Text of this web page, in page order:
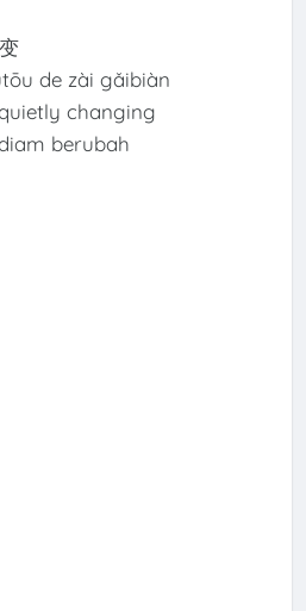
de zài gǎibiàn
changing
berubah